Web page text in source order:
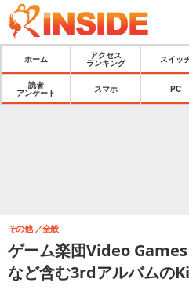
ホーム
アクセス
ランキング
スイッ
読者
アンケート
スマホ PC
ゲーム楽団Video
など含む3rdアルバムの
その他 全般